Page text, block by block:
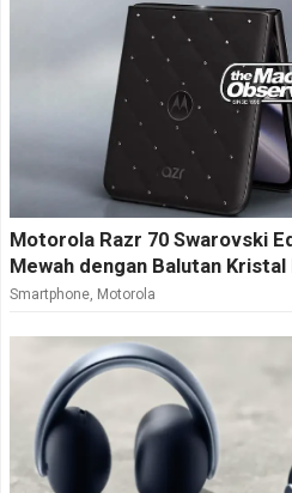
Motorola Razr 70 Swarovski
Mewah dengan Balutan Kristal
Smartphone Motorola